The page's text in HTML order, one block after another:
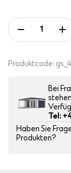
Produktcode:
Bei
Tel:
Haben Sie
Produkten?